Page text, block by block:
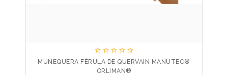
    
MUÑEQUERA FÉRULA DE QUERVAIN MANUTEC®
ORLIMAN®